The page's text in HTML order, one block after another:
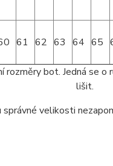
61 62 63 64 65
bot. Jedná se o
lišit.
správné velikosti